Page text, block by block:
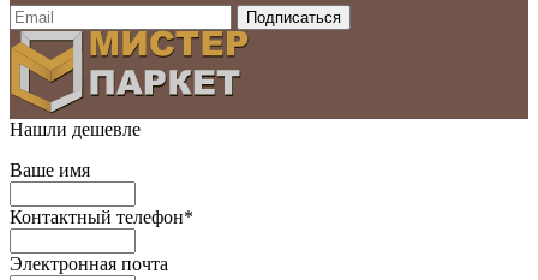
Нашли дешевле
Ваше имя
Контактный телефон*
Электронная почта